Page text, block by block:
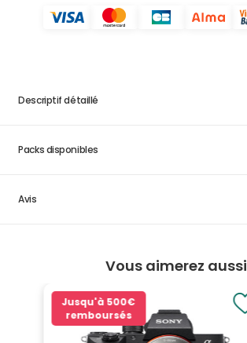
Descriptif détaillé
Packs disponibles
Avis
Vous aimerez aussi
Jusqu'à 500€
remboursés